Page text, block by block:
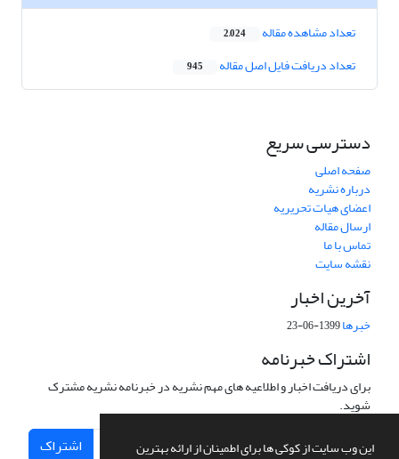
این وب سایت از کوکی ها برای اطمینان از ارائه بهترین
تعداد مشاهده مقاله 2,024
تعداد دریافت فایل اصل مقاله 945
دسترسی سریع
صفحه اصلی
درباره نشریه
اعضای هیات تحریریه
ارسال مقاله
تماس با ما
نقشه سایت
آخرین اخبار
خبرها1399-06-23
اشتراک خبرنامه
برای دریافت اخبار و اطلاعیه های مهم نشریه در خبرنامه نشریه مشترک
شوید.
اشتراک